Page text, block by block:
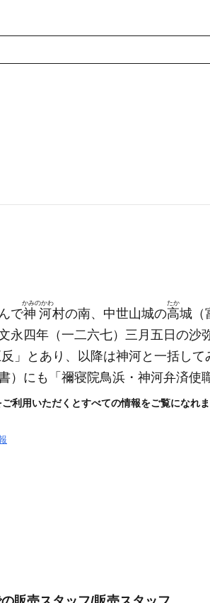
で神河
かみのかわ
村の南、中世山城の高
たか
城
永四年 （一二六七） 三月五日の沙
」とあり、以降は神河と一括し
） にも「禰寝院鳥浜・神河弁済使
利用いただくとすべての情報をご覧になれ